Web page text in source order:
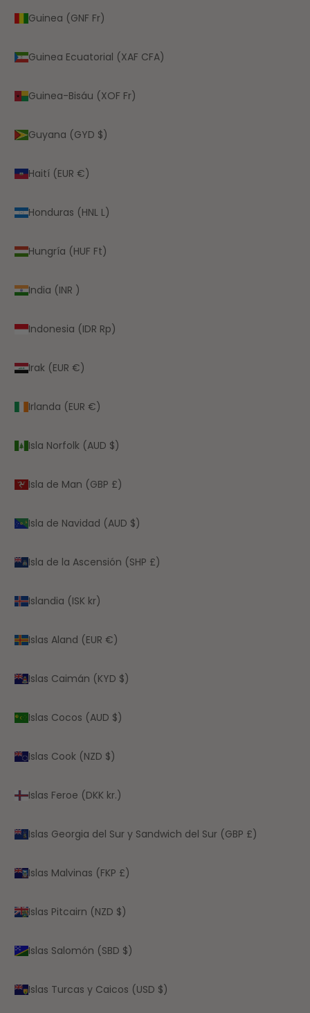
Guinea (GNF Fr)
Guinea Ecuatorial (XAF CFA)
Guinea-Bisáu (XOF Fr)
Guyana (GYD $)
Haití (EUR €)
Honduras (HNL L)
Hungría (HUF Ft)
India (INR ₹)
Indonesia (IDR Rp)
Irak (EUR €)
Irlanda (EUR €)
Isla Norfolk (AUD $)
Isla de Man (GBP £)
Isla de Navidad (AUD $)
Isla de la Ascensión (SHP £)
Islandia (ISK kr)
Islas Aland (EUR €)
Islas Caimán (KYD $)
Islas Cocos (AUD $)
Islas Cook (NZD $)
Islas Feroe (DKK kr.)
Islas Georgia del Sur y Sandwich del Sur (GBP £)
Islas Malvinas (FKP £)
Islas Pitcairn (NZD $)
Islas Salomón (SBD $)
Islas Turcas y Caicos (USD $)